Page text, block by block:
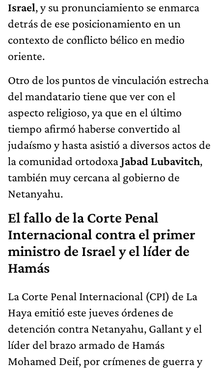
Israel, y su pronunciamiento se enmarca
detrás de ese posicionamiento en un
contexto de conflicto bélico en medio
oriente.
Otro de los puntos de vinculación estrecha
del mandatario tiene que ver con el
aspecto religioso, ya que en el último
tiempo afirmó haberse convertido al
judaísmo y hasta asistió a diversos actos de
la comunidad ortodoxaJabad Lubavitch,
también muy cercana al gobierno de
Netanyahu.
El fallo de la Corte Penal
Internacional contra el primer
ministro de Israel y el líder de
Hamás
La Corte Penal Internacional (CPI) de La
Haya emitió este jueves órdenes de
detención contra Netanyahu, Gallant y el
líder del brazo armado de Hamás
Mohamed Deif, por crímenes de guerra y